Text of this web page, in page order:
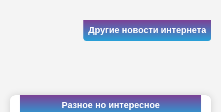
Другие новости интернета
Разное но интересное